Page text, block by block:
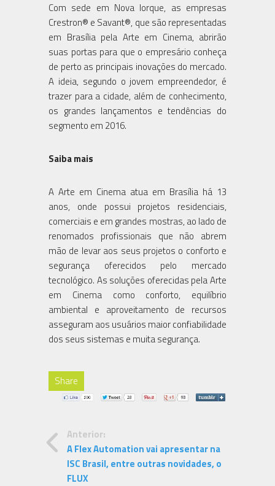
Com sede em Nova Iorque, as empresas
Crestron® e Savant®, que são representadas
em Brasília pela Arte em Cinema, abrirão
suas portas para que o empresário conheça
de perto as principais inovações do mercado.
A ideia, segundo o jovem empreendedor, é
trazer para a cidade, além de conhecimento,
os grandes lançamentos e tendências do
segmento em 2016.
Saiba mais
A Arte em Cinema atua em Brasília há 13
anos, onde possui projetos residenciais,
comerciais e em grandes mostras, ao lado de
renomados profissionais que não abrem
mão de levar aos seus projetos o conforto e
segurança oferecidos pelo mercado
tecnológico. As soluções oferecidas pela Arte
em Cinema como conforto, equilíbrio
ambiental e aproveitamento de recursos
asseguram aos usuários maior confiabilidade
dos seus sistemas e muita segurança.
Share
Anterior:
A Flex Automation vai apresentar na
ISC Brasil, entre outras novidades, o
FLUX